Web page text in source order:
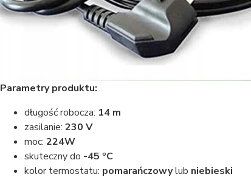
Parametry produktu:
długość robocza: 14 m
zasilanie: 230 V
moc: 224W
skuteczny do -45 ºC
kolor termostatu: pomarańczowylub niebieski